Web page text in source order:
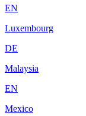
EN
Luxembourg
DE
Malaysia
EN
Mexico